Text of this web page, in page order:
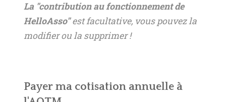
La "contribution au fonctionnement de
HelloAsso"est facultative, vous pouvez la
modifier ou la supprimer !
Payer ma cotisation annuelle à